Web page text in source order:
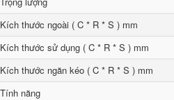
Kích thước ngoài ( C * R * S ) mm
Kích thước sử dụng ( C * R * S ) mm
Kích thước ngăn kéo ( C * R * S ) mm
Tính năng